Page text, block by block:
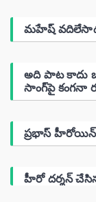
మహేష్ వదిలేసాడు
అది పాట కాదు
సాంగ్‌పై కంగనా
ప్రభాస్ హీరోయిన్
హీరో దర్శన్